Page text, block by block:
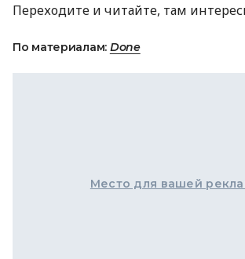
Переходите и читайте, там
По материалам: Done
Место для вашей